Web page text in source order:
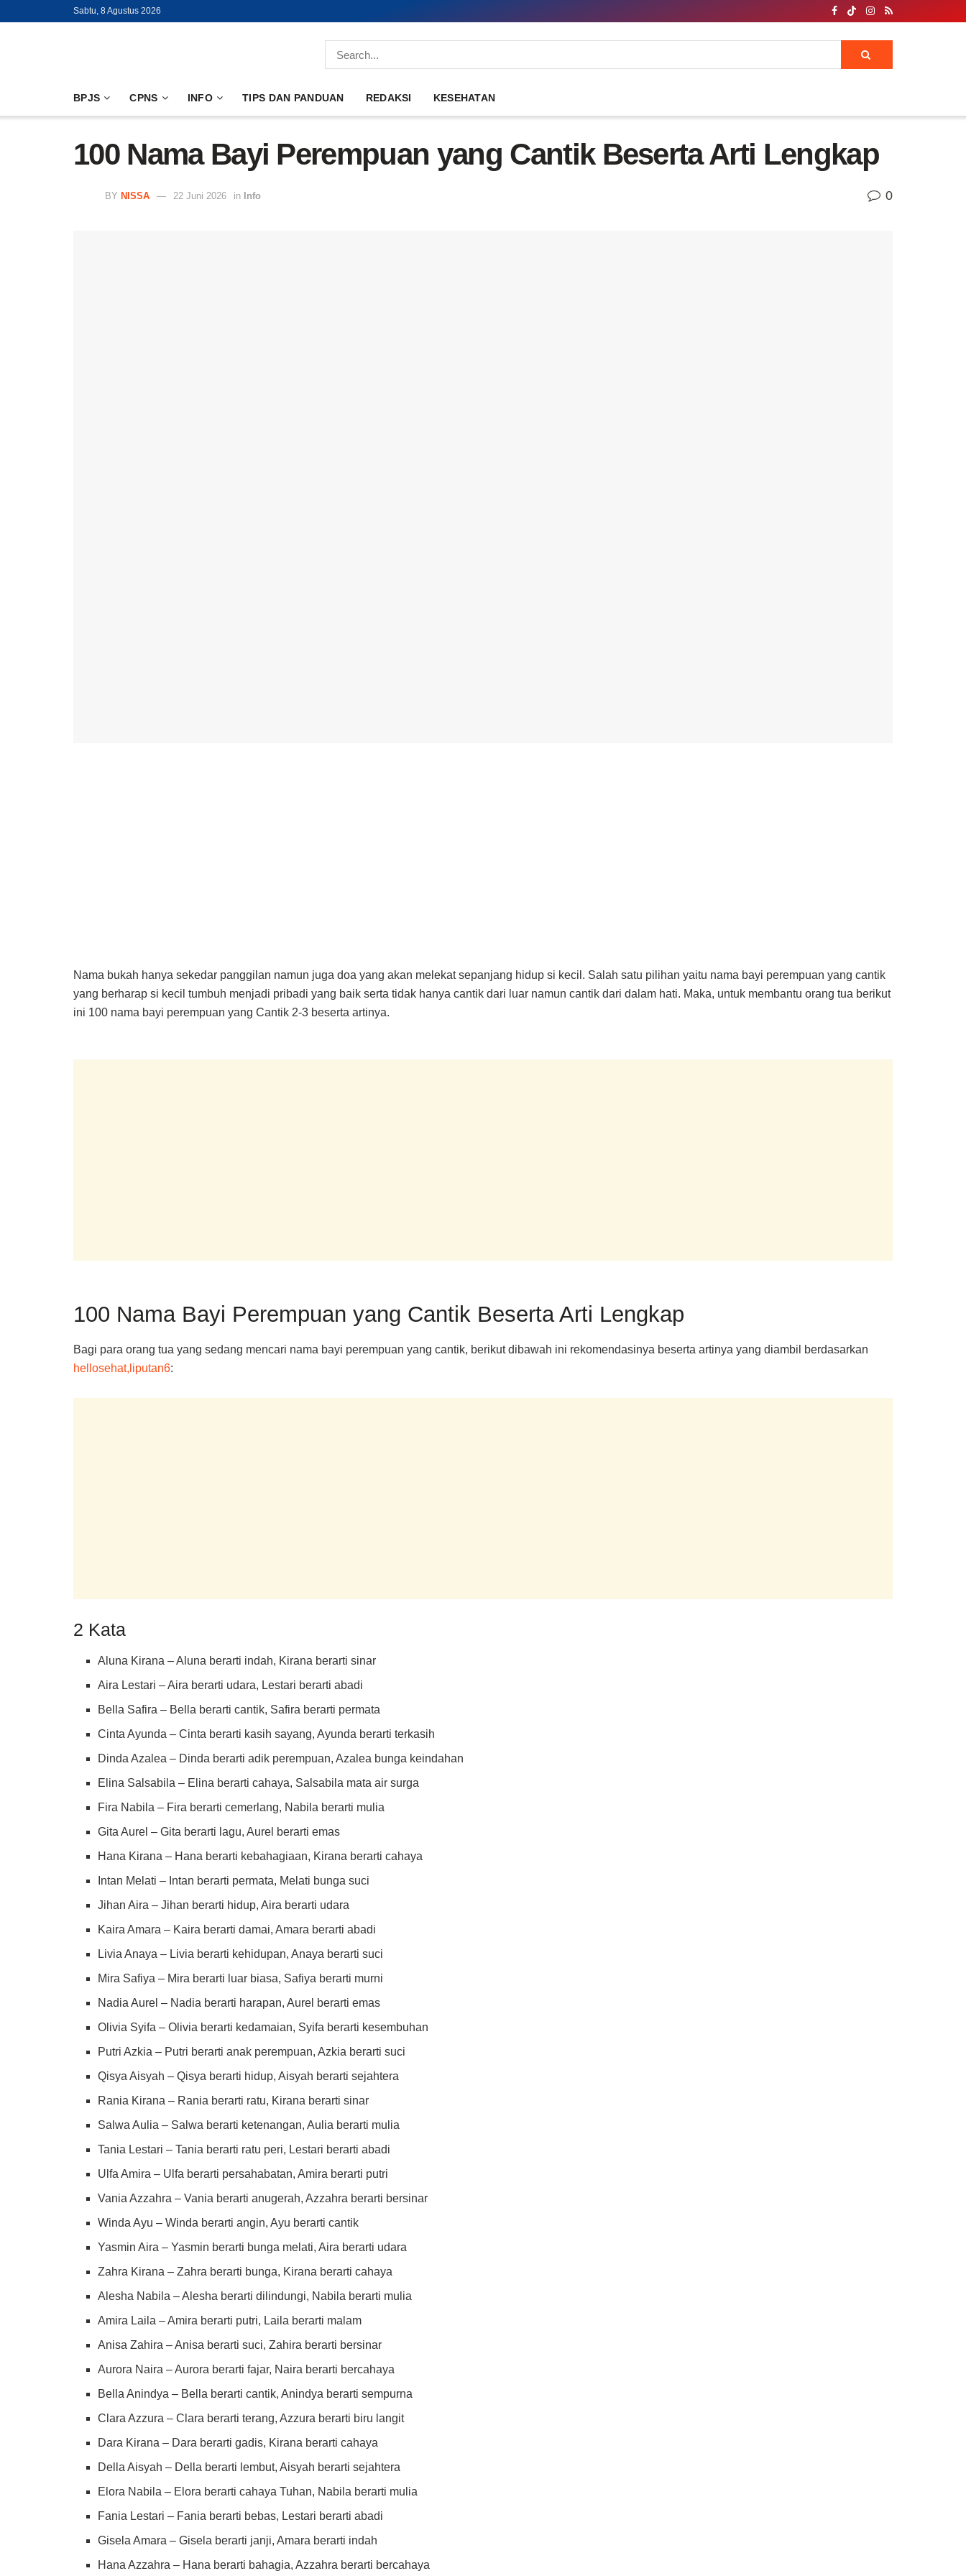
Sabtu, 8 Agustus 2026
BPJS CPNS INFO TIPS DAN PANDUAN REDAKSI KESEHATAN
100 Nama Bayi Perempuan yang Cantik Beserta Arti Lengkap
BY NISSA 22 Juni 2026 in Info 0
Nama bukah hanya sekedar panggilan namun juga doa yang akan melekat sepanjang hidup si kecil. Salah satu pilihan yaitu nama bayi perempuan yang cantik
yang berharap si kecil tumbuh menjadi pribadi yang baik serta tidak hanya cantik dari luar namun cantik dari dalam hati. Maka, untuk membantu orang tua berikut
ini 100 nama bayi perempuan yang Cantik 2-3 beserta artinya.
100 Nama Bayi Perempuan yang Cantik Beserta Arti Lengkap
Bagi para orang tua yang sedang mencari nama bayi perempuan yang cantik, berikut dibawah ini rekomendasinya beserta artinya yang diambil berdasarkan
hellosehat, liputan6:
2 Kata
Aluna Kirana – Aluna berarti indah, Kirana berarti sinar
Aira Lestari – Aira berarti udara, Lestari berarti abadi
Bella Safira – Bella berarti cantik, Safira berarti permata
Cinta Ayunda – Cinta berarti kasih sayang, Ayunda berarti terkasih
Dinda Azalea – Dinda berarti adik perempuan, Azalea bunga keindahan
Elina Salsabila – Elina berarti cahaya, Salsabila mata air surga
Fira Nabila – Fira berarti cemerlang, Nabila berarti mulia
Gita Aurel – Gita berarti lagu, Aurel berarti emas
Hana Kirana – Hana berarti kebahagiaan, Kirana berarti cahaya
Intan Melati – Intan berarti permata, Melati bunga suci
Jihan Aira – Jihan berarti hidup, Aira berarti udara
Kaira Amara – Kaira berarti damai, Amara berarti abadi
Livia Anaya – Livia berarti kehidupan, Anaya berarti suci
Mira Safiya – Mira berarti luar biasa, Safiya berarti murni
Nadia Aurel – Nadia berarti harapan, Aurel berarti emas
Olivia Syifa – Olivia berarti kedamaian, Syifa berarti kesembuhan
Putri Azkia – Putri berarti anak perempuan, Azkia berarti suci
Qisya Aisyah – Qisya berarti hidup, Aisyah berarti sejahtera
Rania Kirana – Rania berarti ratu, Kirana berarti sinar
Salwa Aulia – Salwa berarti ketenangan, Aulia berarti mulia
Tania Lestari – Tania berarti ratu peri, Lestari berarti abadi
Ulfa Amira – Ulfa berarti persahabatan, Amira berarti putri
Vania Azzahra – Vania berarti anugerah, Azzahra berarti bersinar
Winda Ayu – Winda berarti angin, Ayu berarti cantik
Yasmin Aira – Yasmin berarti bunga melati, Aira berarti udara
Zahra Kirana – Zahra berarti bunga, Kirana berarti cahaya
Alesha Nabila – Alesha berarti dilindungi, Nabila berarti mulia
Amira Laila – Amira berarti putri, Laila berarti malam
Anisa Zahira – Anisa berarti suci, Zahira berarti bersinar
Aurora Naira – Aurora berarti fajar, Naira berarti bercahaya
Bella Anindya – Bella berarti cantik, Anindya berarti sempurna
Clara Azzura – Clara berarti terang, Azzura berarti biru langit
Dara Kirana – Dara berarti gadis, Kirana berarti cahaya
Della Aisyah – Della berarti lembut, Aisyah berarti sejahtera
Elora Nabila – Elora berarti cahaya Tuhan, Nabila berarti mulia
Fania Lestari – Fania berarti bebas, Lestari berarti abadi
Gisela Amara – Gisela berarti janji, Amara berarti indah
Hana Azzahra – Hana berarti bahagia, Azzahra berarti bercahaya